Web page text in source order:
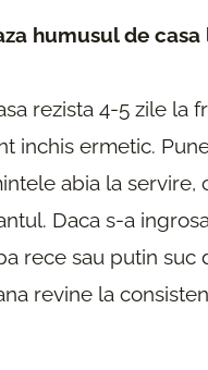
humusul de casa
rezista 4-5 zile la
inchis ermetic.
abia la servire,
Daca s-a
rece sau putin suc
revine la